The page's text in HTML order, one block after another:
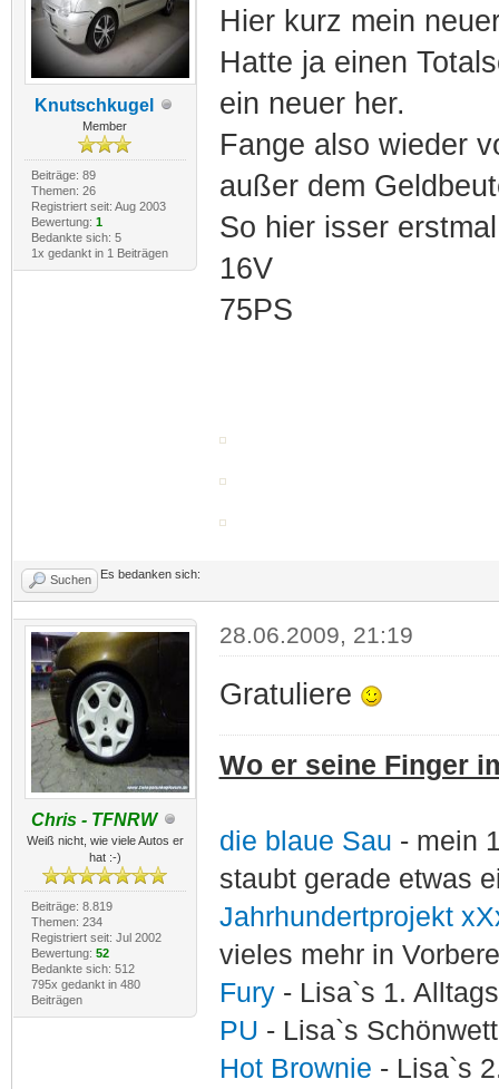
Knutschkugel
Member
Beiträge: 89
Themen: 26
Registriert seit: Aug 2003
Bewertung: 1
Bedankte sich: 5
1x gedankt in 1 Beiträgen
Hier kurz mein
Hatte ja einen
ein neuer her.
Fange also wieder
außer dem
So hier isser
16V
75PS
Suchen Es bedanken sich:
Chris - TFNRW
Weiß nicht, wie viele Autos er
hat :-)
Beiträge: 8.819
Themen: 234
Registriert seit: Jul 2002
Bewertung: 52
Bedankte sich: 512
795x gedankt in 480
Beiträgen
28.06.2009, 21:19
Gratuliere
Wo er seine Finger
die blaue Sau - mein
staubt gerade etwas
Jahrhundertprojekt
vieles mehr in
Fury - Lisa`s 1.
PU - Lisa`s
Hot Brownie - Lisa`s